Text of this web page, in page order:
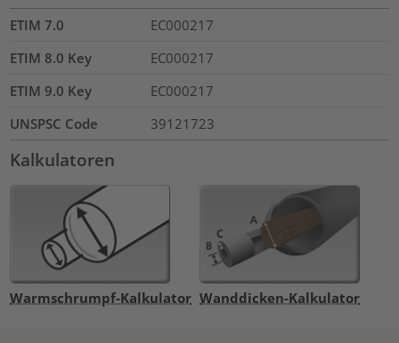
ETIM 7.0
EC000217
ETIM 8.0 Key
EC000217
ETIM 9.0 Key
EC000217
UNSPSC Code
39121723
Kalkulatoren
Warmschrumpf-Kalkulator Wanddicken-Kalkulator